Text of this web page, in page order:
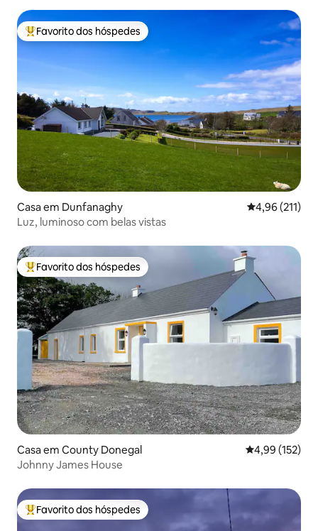
Favoritos dos hóspedes mais apreciados
Favorito dos hóspedes
Casa em Dunfanaghy Classificação
4,96 (211)
Luz, luminoso com belas vistas
Favoritos dos hóspedes mais apreciados
Favorito dos hóspedes
Casa em County Donegal Classificação
4,99 (152)
Johnny James House
Favoritos dos hóspedes mais apreciados
Favorito dos hóspedes